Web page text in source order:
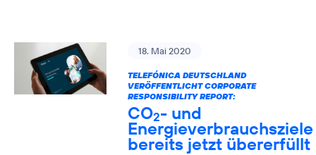
18. Mai 2020
TELEFÓNICA DEUTSCHLAND
VERÖFFENTLICHT CORPORATE
RESPONSIBILITY REPORT:
CO2- und
Energieverbrauchsziele
bereits jetzt übererfüllt